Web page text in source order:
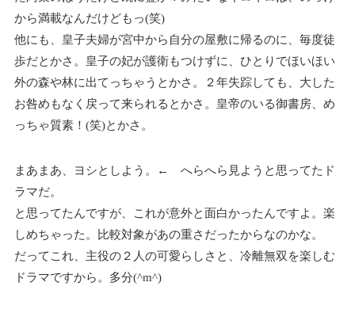
から満載なんだけどもっ(笑)
他にも、皇子夫婦が宮中から自分の屋敷に帰るのに、毎度徒
歩だとかさ。皇子の妃が護衛もつけずに、ひとりでほいほい
外の森や林に出てっちゃうとかさ。２年失踪しても、大した
お咎めもなく戻って来られるとかさ。皇帝のいる御書房、め
っちゃ質素！(笑)とかさ。
まあまあ、ヨシとしよう。← へらへら見ようと思ってたド
ラマだ。
と思ってたんですが、これが意外と面白かったんですよ。楽
しめちゃった。比較対象があの重さだったからなのかな。
だってこれ、主役の２人の可愛らしさと、冷離無双を楽しむ
ドラマですから。多分(^m^)